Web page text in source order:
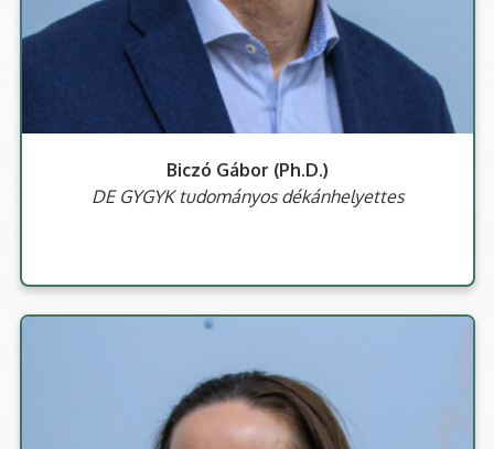
Biczó Gábor (Ph.D.)
DE GYGYK tudományos dékánhelyettes